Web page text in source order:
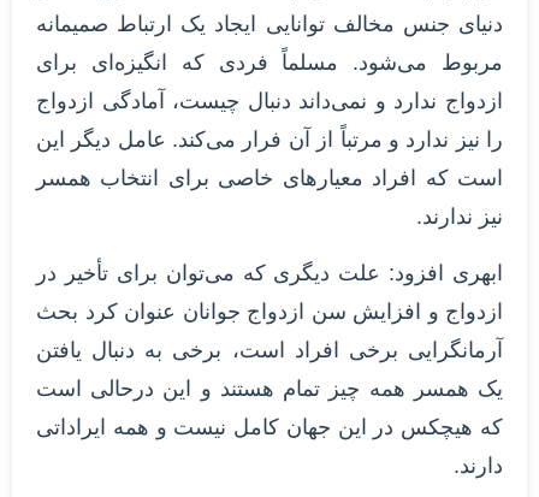
دنیای جنس مخالف توانایی ایجاد یک ارتباط صمیمانه
مربوط می‌شود. مسلماً فردی که انگیزه‌ای برای
ازدواج ندارد و نمی‌داند دنبال چیست، آمادگی ازدواج
را نیز ندارد و مرتباً از آن فرار می‌کند. عامل دیگر این
است که افراد معیارهای خاصی برای انتخاب همسر
نیز ندارند.
ابهری افزود: علت دیگری که می‌توان برای تأخیر در
ازدواج و افزایش سن ازدواج جوانان عنوان کرد بحث
آرمانگرایی برخی افراد است، برخی به دنبال یافتن
یک همسر همه چیز تمام هستند و این درحالی است
که هیچکس در این جهان کامل نیست و همه ایراداتی
دارند.